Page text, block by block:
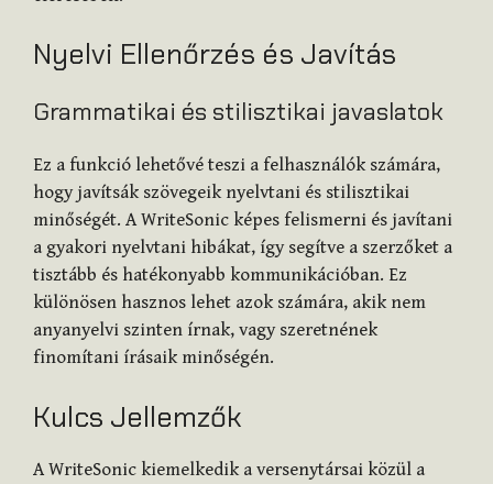
Nyelvi Ellenőrzés és Javítás
Grammatikai és stilisztikai javaslatok
Ez a funkció lehetővé teszi a felhasználók számára,
hogy javítsák szövegeik nyelvtani és stilisztikai
minőségét. A WriteSonic képes felismerni és javítani
a gyakori nyelvtani hibákat, így segítve a szerzőket a
tisztább és hatékonyabb kommunikációban. Ez
különösen hasznos lehet azok számára, akik nem
anyanyelvi szinten írnak, vagy szeretnének
finomítani írásaik minőségén.
Kulcs Jellemzők
A WriteSonic kiemelkedik a versenytársai közül a